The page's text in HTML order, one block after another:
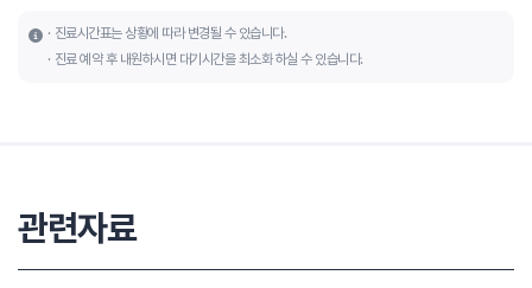
진료시간표는 상황에 따라 변경될 수 있습니다.
진료 예약 후 내원하시면 대기시간을 최소화 하실 수 있습니다.
관련자료